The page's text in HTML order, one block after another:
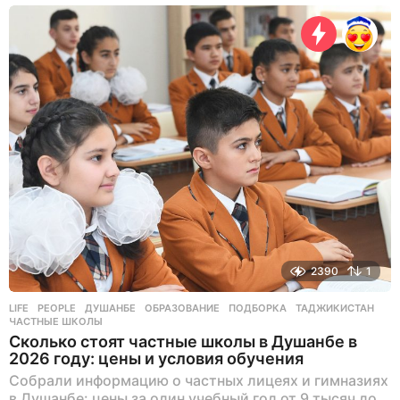
н
я
н
а
з
а
д
2390 1
LIFE ,PEOPLE ДУШАНБЕ ,ОБРАЗОВАНИЕ ,ПОДБОРКА ,ТАДЖИКИСТАН
ЧАСТНЫЕ ШКОЛЫ
Сколько стоят частные школы в Душанбе в
2026 году: цены и условия обучения
Собрали информацию о частных лицеях и гимназиях